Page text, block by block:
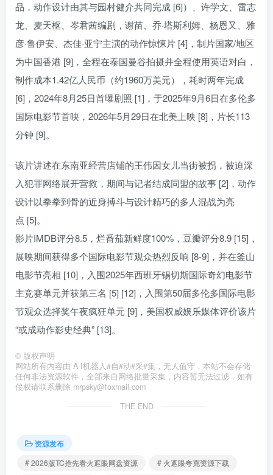
品，动作设计由其与园村健介共同完成 [6]）、许学文、雷志
龙、麦天枢、岑君茜编剧，谢苗、乔·塔斯利姆、杨恩又、雅
彦·鲁伊安、杰佳·亚宁主演的动作惊悚片 [4]，制片国家/地区
为中国香港 [9]，全程在泰国曼谷拍摄并全程使用英语对白，
制作成本1.42亿人民币（约1960万美元），耗时两年完成
[6]，2024年8月25日首曝剧照 [1]，于2025年9月6日在多伦多
国际电影节首映，2026年5月29日在北美上映 [8]，片长113
分钟 [9]。
该片讲述在东南亚经营店铺的王伟因女儿当街被拐，被迫深
入犯罪网络展开营救，期间与记者结成同盟的故事 [2]，动作
设计以拳拳到骨的近身搏斗与设计精巧的多人混战为亮
点 [5]。
影片IMDB评分8.5，烂番茄新鲜度100%，豆瓣评分8.9 [15]，
展映期间获得多个国际电影节观众热烈反响 [8-9]，并在釜山
电影节亮相 [10]，入围2025年西班牙锡切斯国际奇幻电影节
主竞赛单元并获第三名 [5] [12]，入围第50届多伦多国际电影
节观众选择奖午夜疯狂单元 [9]，美国权威娱乐媒体评价该片
“或成动作影史经典” [13]。
© 版权声明
网站所有内容由 A I机器人#自#动#采#集，无人值守，本站不会存储
任何非法资源软件，全部来自网络批量采集，内容暂无法过滤，如有
侵权请联系删除 mrpsky@foxmail.com
THE END
资源发布
# 2026版TC抢先看火遮眼网盘资源
# 火遮眼夸克资源下载